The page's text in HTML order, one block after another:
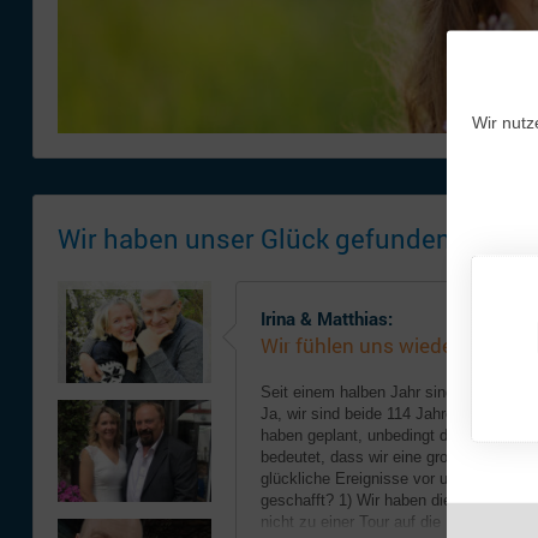
Wir haben unser Glück gefunden!
Irina & Matthias:
Wir fühlen uns wieder jung!
Seit einem halben Jahr sind wir eine
Ja, wir sind beide 114 Jahre alt, aber
haben geplant, unbedingt die
bedeutet, dass wir eine große neue
glückliche Ereignisse vor uns haben!
geschafft? 1) Wir haben die Suche
nicht zu einer Tour auf die ...
Wir